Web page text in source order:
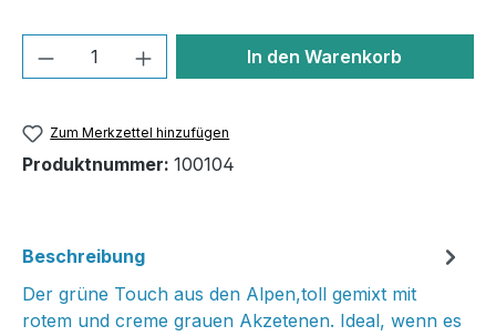
Produkt Anzahl: Gib denIn den Warenkorb
Zum Merkzettel hinzufügen
Produktnummer: 100104
Beschreibung
Der grüne Touch aus den Alpen,toll gemixt mit
rotem und creme grauen Akzetenen. Ideal, wenn es